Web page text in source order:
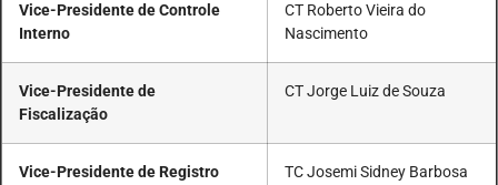
Vice-Presidente de Controle
Interno
CT Roberto Vieira do
Nascimento
Vice-Presidente de
Fiscalização
CT Jorge Luiz de Souza
Vice-Presidente de Registro
TC Josemi Sidney Barbosa